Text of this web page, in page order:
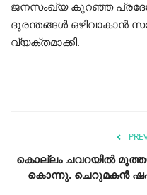
ജനസംഖ്യ കുറഞ്ഞ
ദുരന്തങ്ങൾ ഒഴിവാകാൻ
വ്യക്തമാക്കി.
കൊല്ലം ചവറയിൽ
കൊന്നു. ചെറുമകൻ